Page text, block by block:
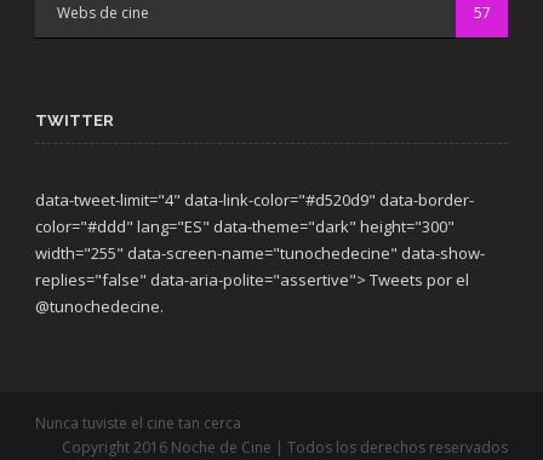
Webs de cine 57
TWITTER
data-tweet-limit="4" data-link-color="#d520d9" data-border-
color="#ddd" lang="ES" data-theme="dark" height="300"
width="255" data-screen-name="tunochedecine" data-show-
replies="false" data-aria-polite="assertive"> Tweets por el
@tunochedecine.
Nunca tuviste el cine tan cerca
Copyright 2016 Noche de Cine | Todos los derechos reservados